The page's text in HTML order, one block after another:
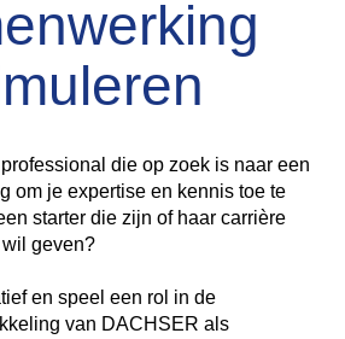
die op zoek is naar een
om je expertise en kennis toe te
starter die zijn of haar carrière
geven?
en speel een rol in de
van DACHSER als